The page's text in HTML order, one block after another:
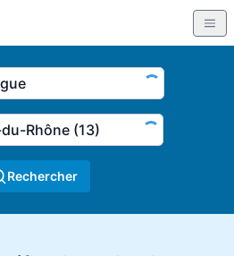
Nom du praticien, profession
Ville
Rechercher